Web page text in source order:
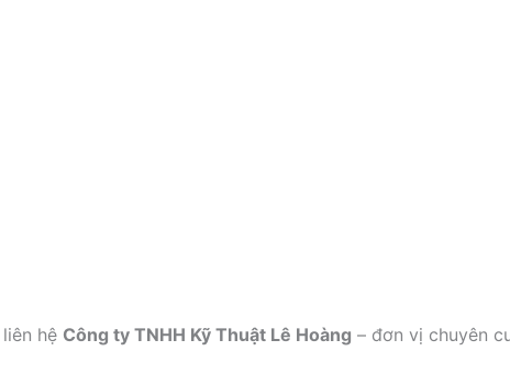
hệ Công ty TNHH Kỹ Thuật Lê Hoàng – đơn vị chuyên